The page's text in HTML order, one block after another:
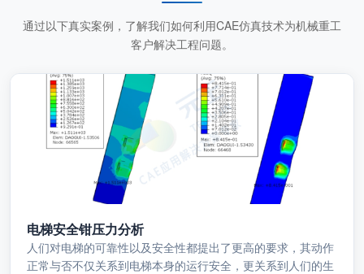
通过以下真实案例，了解我们如何利用CAE仿真技术为机械重工
客户解决工程问题。
电梯安全钳压力分析
人们对电梯的可靠性以及安全性都提出了更高的要求，其动作
正常与否不仅关系到电梯本身的运行安全，更关系到人们的生